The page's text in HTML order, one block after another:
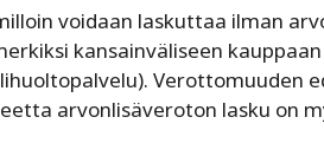
voidaan laskuttaa ilman
kansainväliseen
Verottomuuden
arvonlisäveroton lasku on